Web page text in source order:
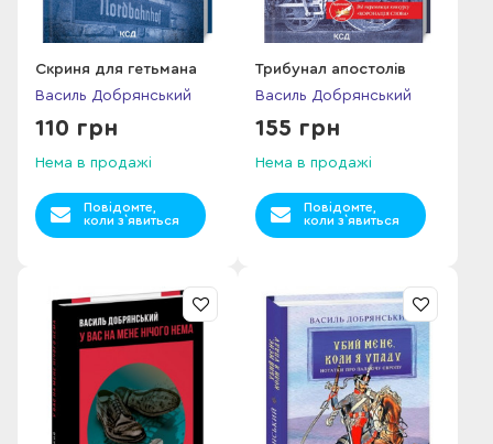
Скриня для гетьмана
Василь Добрянський
110 грн
Нема в продажі
Повідомте,
коли з`явиться
Трибунал апостолів
Василь Добрянський
155 грн
Нема в продажі
Повідомте,
коли з`явиться